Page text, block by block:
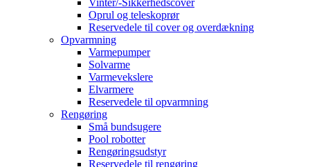
Vinter/-Sikkerhedscover
Oprul og teleskoprør
Reservedele til cover og overdækning
Opvarmning
Varmepumper
Solvarme
Varmevekslere
Elvarmere
Reservedele til opvarmning
Rengøring
Små bundsugere
Pool robotter
Rengøringsudstyr
Reservedele til rengøring